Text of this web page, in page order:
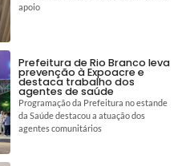
apoio
Prefeitura de Rio Branco leva
prevenção à Expoacre e
destaca trabalho dos
agentes de saúde
Programação da Prefeitura no estande
da Saúde destacou a atuação dos
agentes comunitários